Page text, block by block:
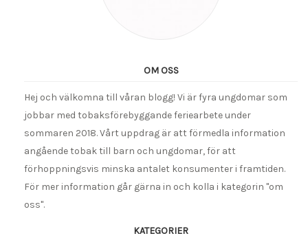
OM OSS
Hej och välkomna till våran blogg! Vi är fyra ungdomar som
jobbar med tobaksförebyggande feriearbete under
sommaren 2018. Vårt uppdrag är att förmedla information
angående tobak till barn och ungdomar, för att
förhoppningsvis minska antalet konsumenter i framtiden.
För mer information går gärna in och kolla i kategorin "om
oss".
KATEGORIER